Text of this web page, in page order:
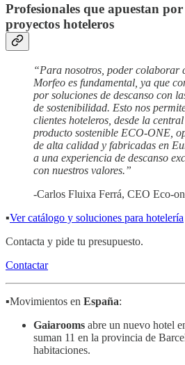
Profesionales que apuestan
proyectos hoteleros
“Para nosotros, poder colaborar
Morfeo es fundamental, ya que
por soluciones de descanso con
de sostenibilidad. Esto nos
clientes hoteleros, desde la
producto sostenible ECO-ONE,
de alta calidad y fabricadas en
a una experiencia de descanso
con nuestros valores.”
-Carlos Fluixa Ferrá, CEO Eco-
▪️Ver catálogo y soluciones para hotelería
Contacta y pide tu presupuesto.
Contactar
▪️Movimientos en España:
Gaiarooms abre un nuevo hotel
suman 11 en la provincia de
habitaciones.